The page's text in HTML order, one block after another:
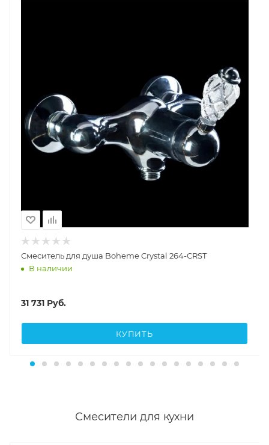
Смеситель для душа Boheme Crystal 264-CRST
В наличии
31 731 Руб.
КУПИТЬ
Смесители для кухни